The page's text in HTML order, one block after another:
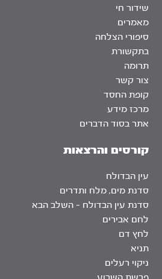
שידור חי
מאמרים
סיפורי הצלחה
בתקשורת
תרומה
צור קשר
קופת החסד
מרכז מידע
אתר בסוד הדברים
קורסים והרצאות
עין הבדולח
סדנת מים, מלח ותדרים
סדנת עין הבדולח – השלב הבא
לחם אבירים
לחץ דם
תניא
ניקוי רעלים